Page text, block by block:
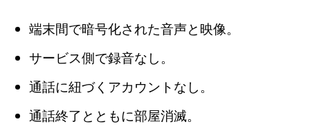
端末間で暗号化された音声と映像。
サービス側で録音なし。
通話に紐づくアカウントなし。
通話終了とともに部屋消滅。